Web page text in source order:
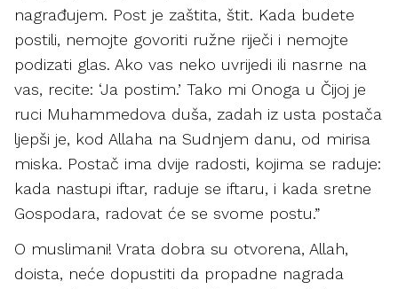
nagrađujem. Post je zaštita, štit. Kada budete
postili, nemojte govoriti ružne riječi i nemojte
podizati glas. Ako vas neko uvrijedi ili nasrne na
vas, recite: ‘Ja postim.’ Tako mi Onoga u Čijoj je
ruci Muhammedova duša, zadah iz usta postača
ljepši je, kod Allaha na Sudnjem danu, od mirisa
miska. Postač ima dvije radosti, kojima se raduje:
kada nastupi iftar, raduje se iftaru, i kada sretne
Gospodara, radovat će se svome postu.”
O muslimani! Vrata dobra su otvorena, Allah,
doista, neće dopustiti da propadne nagrada